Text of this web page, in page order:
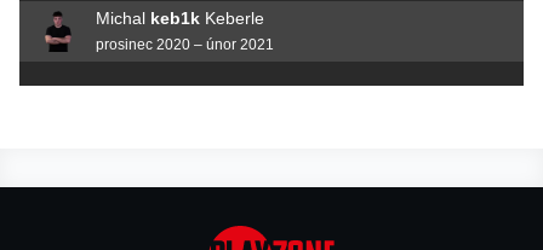
Michal keb1k Keberle
prosinec 2020 – únor 2021